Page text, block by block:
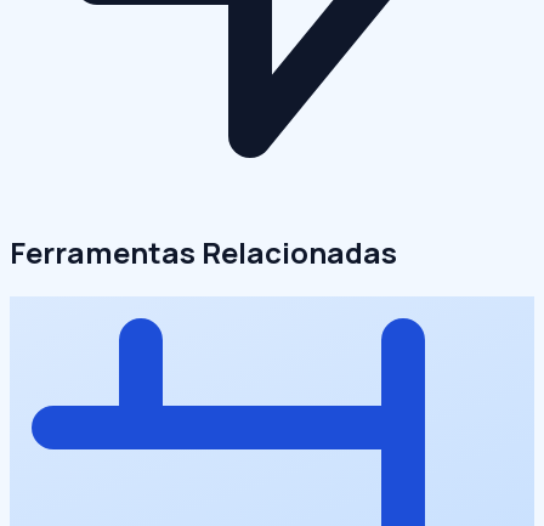
Ferramentas Relacionadas